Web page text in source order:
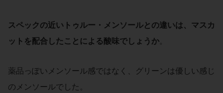
スペックの近いトゥルー・メンソールとの違いは、マスカ
ットを配合したことによる酸味でしょうか
薬品っぽいメンソール感ではなく、グリーンは優しい感じ
のメンソールでした。